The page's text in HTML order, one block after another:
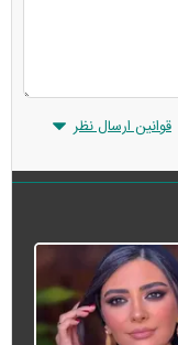
قوانین ارسال نظر